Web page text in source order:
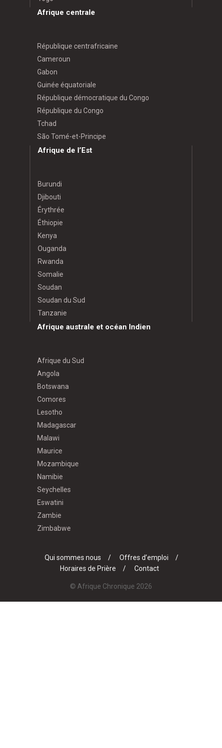
Afrique centrale
République centrafricaine
Cameroun
Gabon
Guinée équatoriale
République démocratique du Congo
République du Congo
Tchad
São Tomé-et-Principe
Afrique de l’Est
Burundi
Djibouti
Érythrée
Éthiopie
Kenya
Ouganda
Rwanda
Somalie
Soudan
Soudan du Sud
Tanzanie
Afrique australe et océan Indien
Afrique du Sud
Angola
Botswana
Comores
Lesotho
Madagascar
Malawi
Maurice
Mozambique
Namibie
Seychelles
Eswatini
Zambie
Zimbabwe
Qui sommes nous
Offres d’emploi
Horaires de Prière
Contact
© Afrique Chronique 2026